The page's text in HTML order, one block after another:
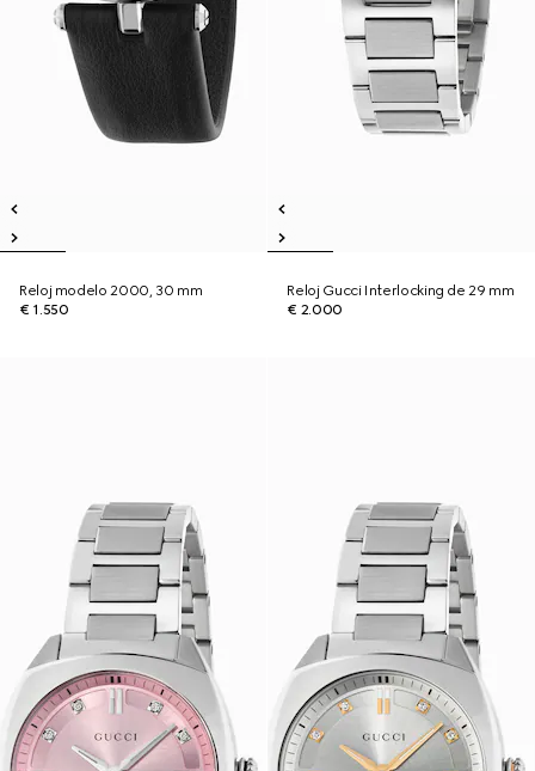
Reloj modelo 2000, 30 mm
€ 1.550
Reloj Gucci Interlocking de 29 mm
€ 2.000